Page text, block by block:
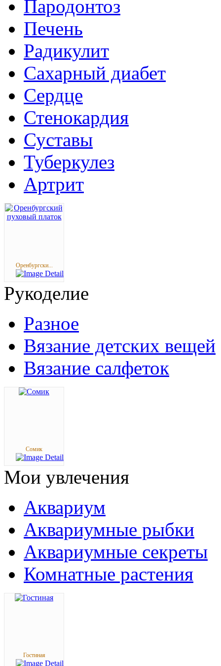
Пародонтоз
Печень
Радикулит
Сахарный диабет
Сердце
Стенокардия
Суставы
Туберкулез
Артрит
Оренбургски...
Рукоделие
Разное
Вязание детских вещей
Вязание салфеток
Сомик
Мои увлечения
Аквариум
Аквариумные рыбки
Аквариумные секреты
Комнатные растения
Гостиная